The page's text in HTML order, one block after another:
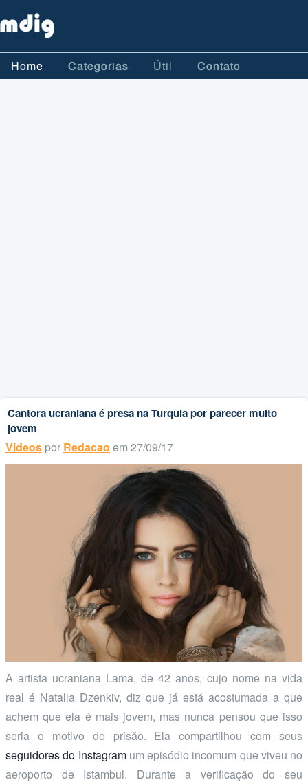
Home Categorias Útil Contato
Cantora ucraniana é presa na Turquia por parecer muito
jovem
Vídeos por Redacao em 27/09/17
A artista ucraniana Lama, de 42 anos, cujo nome na vida
real é Natalia Dzenkiv, diz que já está acostumada a que
achem que ela é mais jovem, mas nunca pensou que isso
seria o motivo de prisão. Ela compartilhou com seus
seguidores do Instagramum episódio incomum que viveu no
aeroporto de Istambul. Durante a verificação do seu